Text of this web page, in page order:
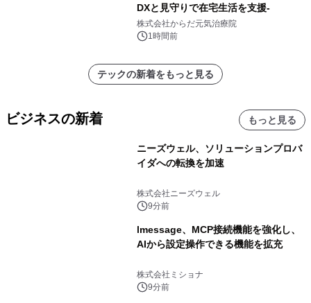
DXと見守りで在宅生活を支援-
株式会社からだ元気治療院
1時間前
テックの新着をもっと見る
ビジネスの新着 もっと見る
ニーズウェル、ソリューションプロバ
イダへの転換を加速
株式会社ニーズウェル
9分前
lmessage、MCP接続機能を強化し、
AIから設定操作できる機能を拡充
株式会社ミショナ
9分前